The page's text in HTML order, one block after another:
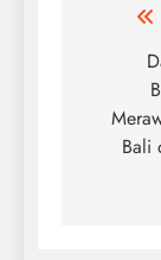
Post
Bali